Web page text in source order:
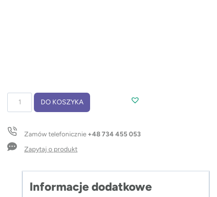
zakupy
FIRO
DO KOSZYKA
Zamów telefonicznie +48 734 455 053
Zapytaj o produkt
Informacje dodatkowe